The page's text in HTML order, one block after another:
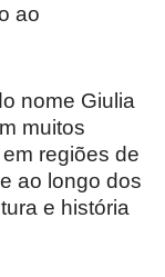
ao
nome Giulia
muitos
regiões de
ao longo dos
e história